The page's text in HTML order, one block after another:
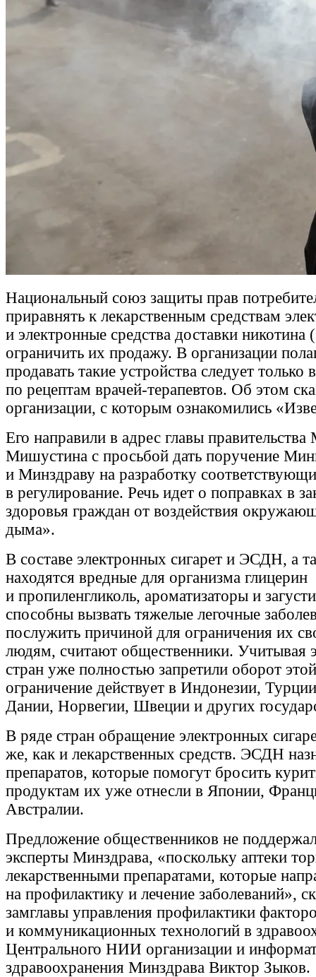
Национальный союз защиты прав
приравнять к лекарственным средствам
и электронные средства доставки
ограничить их продажу. В организации
продавать такие устройства следует только
по рецептам врачей-терапевтов. Об этом
организации, с которым ознакомились
Его направили в адрес главы
Мишустина с просьбой дать поручение
и Минздраву на разработку
в регулирование. Речь идет о поправках в
здоровья граждан от воздействия
дыма».
В составе электронных сигарет и ЭСДН, а
находятся вредные для организма глицерин
и пропиленгликоль, ароматизаторы и
способны вызвать тяжелые легочные
послужить причиной для ограничения их
людям, считают общественники. Учитывая
стран уже полностью запретили оборот
ограничение действует в Индонезии,
Дании, Норвегии, Швеции и других
В ряде стран обращение электронных
же, как и лекарственных средств. ЭСДН
препаратов, которые помогут бросить
продуктам их уже отнесли в Японии,
Австралии.
Предложение общественников не
эксперты Минздрава, «поскольку аптеки
лекарственными препаратами, которые
на профилактику и лечение заболеваний»,
замглавы управления профилактики
и коммуникационных технологий в
Центрального НИИ организации и
здравоохранения Минздрава Виктор Зыков.